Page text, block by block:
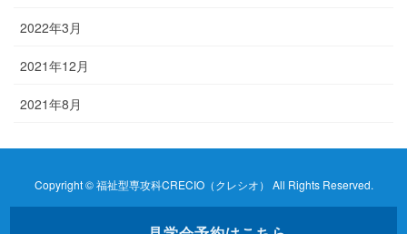
2022年3月
2021年12月
2021年8月
Copyright © 福祉型専攻科CRECIO（クレシオ） All Rights Reserved.